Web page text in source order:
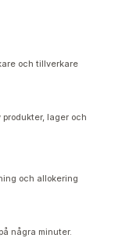
och tillverkare
lager och
och allokering
några minuter.